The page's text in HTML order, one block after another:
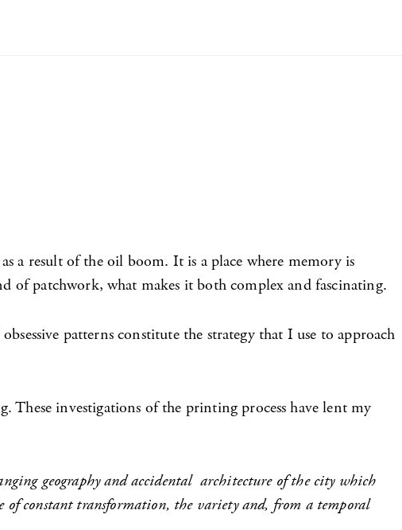
a result of the oil boom. It is a place where memory is
of patchwork, what makes it both complex and fascinating.
patterns constitute the strategy that I use to approach
investigations of the printing process have lent my
geography and accidental architecture of the city which
of constant transformation, the variety and, from a temporal